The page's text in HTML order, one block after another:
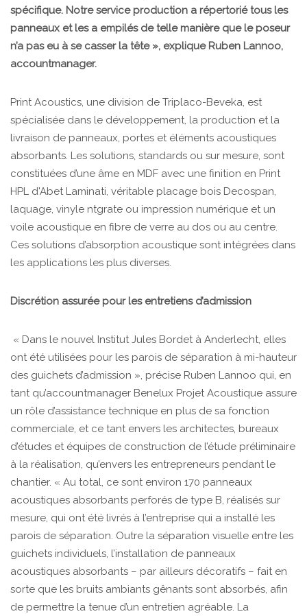
spécifique. Notre service production a répertorié tous les
panneaux et les a empilés de telle manière que le poseur
n’a pas eu à se casser la tête », explique Ruben Lannoo,
accountmanager.
Print Acoustics, une division de Triplaco-Beveka, est
spécialisée dans le développement, la production et la
livraison de panneaux, portes et éléments acoustiques
absorbants. Les solutions, standards ou sur mesure, sont
constituées d’une âme en MDF avec une finition en Print
HPL d'Abet Laminati, véritable placage bois Decospan,
laquage, vinyle ntgrate ou impression numérique et un
voile acoustique en fibre de verre au dos ou au centre.
Ces solutions d’absorption acoustique sont intégrées dans
les applications les plus diverses.
Discrétion assurée pour les entretiens d’admission
« Dans le nouvel Institut Jules Bordet à Anderlecht, elles
ont été utilisées pour les parois de séparation à mi-hauteur
des guichets d’admission », précise Ruben Lannoo qui, en
tant qu’accountmanager Benelux Projet Acoustique assure
un rôle d’assistance technique en plus de sa fonction
commerciale, et ce tant envers les architectes, bureaux
d’études et équipes de construction de l’étude préliminaire
à la réalisation, qu’envers les entrepreneurs pendant le
chantier. « Au total, ce sont environ 170 panneaux
acoustiques absorbants perforés de type B, réalisés sur
mesure, qui ont été livrés à l’entreprise qui a installé les
parois de séparation. Outre la séparation visuelle entre les
guichets individuels, l’installation de panneaux
acoustiques absorbants – par ailleurs décoratifs – fait en
sorte que les bruits ambiants gênants sont absorbés, afin
de permettre la tenue d’un entretien agréable. La